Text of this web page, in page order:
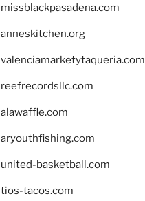
missblackpasadena.com
anneskitchen.org
valenciamarketytaqueria.com
reefrecordsllc.com
alawaffle.com
aryouthfishing.com
united-basketball.com
tios-tacos.com